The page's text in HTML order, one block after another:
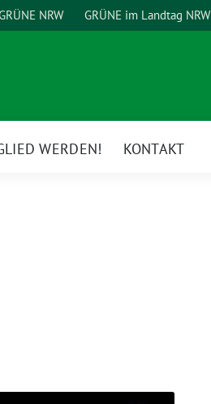
NRW GRÜNE im Landtag NRW
WERDEN! KONTAKT